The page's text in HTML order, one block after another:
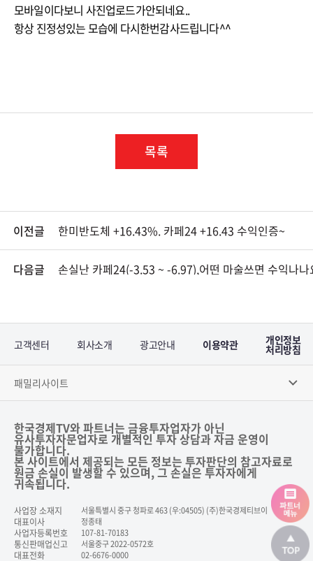
모바일이다보니 사진업로드가안되네요..
항상 진정성있는 모습에 다시한번감사드립니다^^
목록
이전글 한미반도체 +16.43%. 카페24 +16.43 수익인증~
다음글 손실난 카페24(-3.53 ~ -6.97),어떤 마술쓰면 수익나나
고객센터 회사소개 광고안내 이용약관 개인정보
처리방침
패밀리사이트
한국경제TV와 파트너는 금융투자업자가 아닌
유사투자자문업자로 개별적인 투자 상담과 자금 운영이
불가합니다.
본 사이트에서 제공되는 모든 정보는 투자판단의 참고자료로
원금 손실이 발생할 수 있으며, 그 손실은 투자자에게
귀속됩니다.
사업장 소재지 서울특별시 중구 청파로 463 (우:04505) (주)한국경제티브이
대표이사 정종태
사업자등록번호 107-81-70183
통신판매업신고 서울중구 2022-0572호
대표전화 02-6676-0000